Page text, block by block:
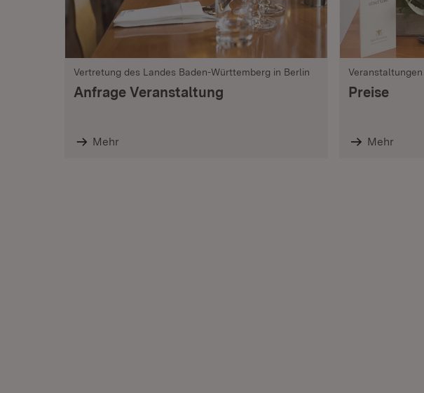
Vertretung des Landes Baden-Württemberg in Berlin
Anfrage Veranstaltung
Mehr
Veranstaltungen
Preise
Mehr